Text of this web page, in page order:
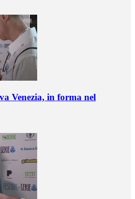
Venezia, in forma nel